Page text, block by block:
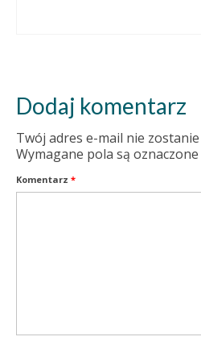
Dodaj komentarz
Twój adres e-mail nie
Wymagane pola są oznaczone
Komentarz *